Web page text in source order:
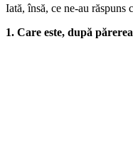
Iată, însă, ce ne-au
1. Care este, după